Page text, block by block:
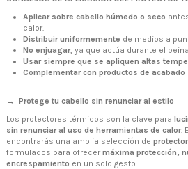
Aplicar sobre cabello húmedo o seco
calor.
Distribuir uniformemente de medios a
No enjuagar, ya que actúa durante el
Usar siempre que se apliquen altas
Complementar con productos de acabado
→ Protege tu cabello sin renunciar al estilo
Los protectores térmicos son la clave para
sin renunciar al uso de herramientas de calor.
encontrarás una amplia selección de
formulados para ofrecer máxima protección,
encrespamiento en un solo gesto.
+34 968 06 63 44
+34 601 27 80 18
contacto@zaseni.com
Avenida de los Dolores 32, Murcia